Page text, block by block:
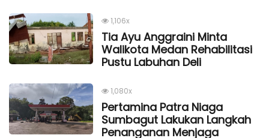
1,106x
Tia Ayu Anggraini Minta
Walikota Medan Rehabilitasi
Pustu Labuhan Deli
1,080x
Pertamina Patra Niaga
Sumbagut Lakukan Langkah
Penanganan Menjaga